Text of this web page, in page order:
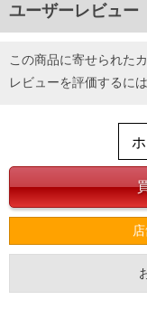
ユーザーレビュー
この商品に寄せられた
レビューを評価するには